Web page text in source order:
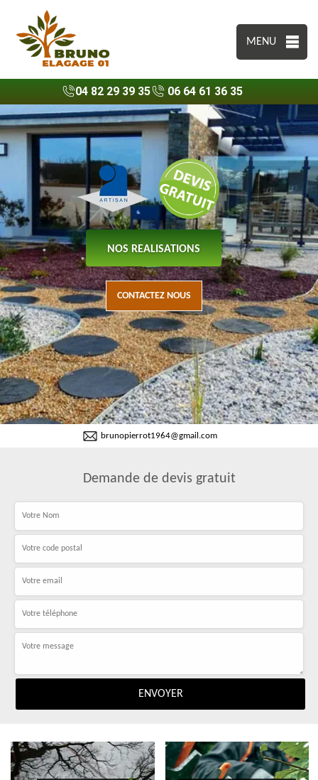
MENU
04 82 29 39 35 06 64 61 36 35
NOS REALISATIONS
CONTACTEZ NOUS
brunopierrot1964@gmail.com
Demande de devis gratuit